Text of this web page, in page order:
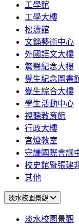
工學館
工學大樓
松濤館
文錙藝術中心
外國語文大樓
驚聲紀念大樓
覺生紀念圖書
覺生綜合大樓
學生活動中心
視聽教育館
行政大樓
宮燈教室
守謙國際會議
校史館暨張建
其他
淡水校園景觀
淡水校園景觀